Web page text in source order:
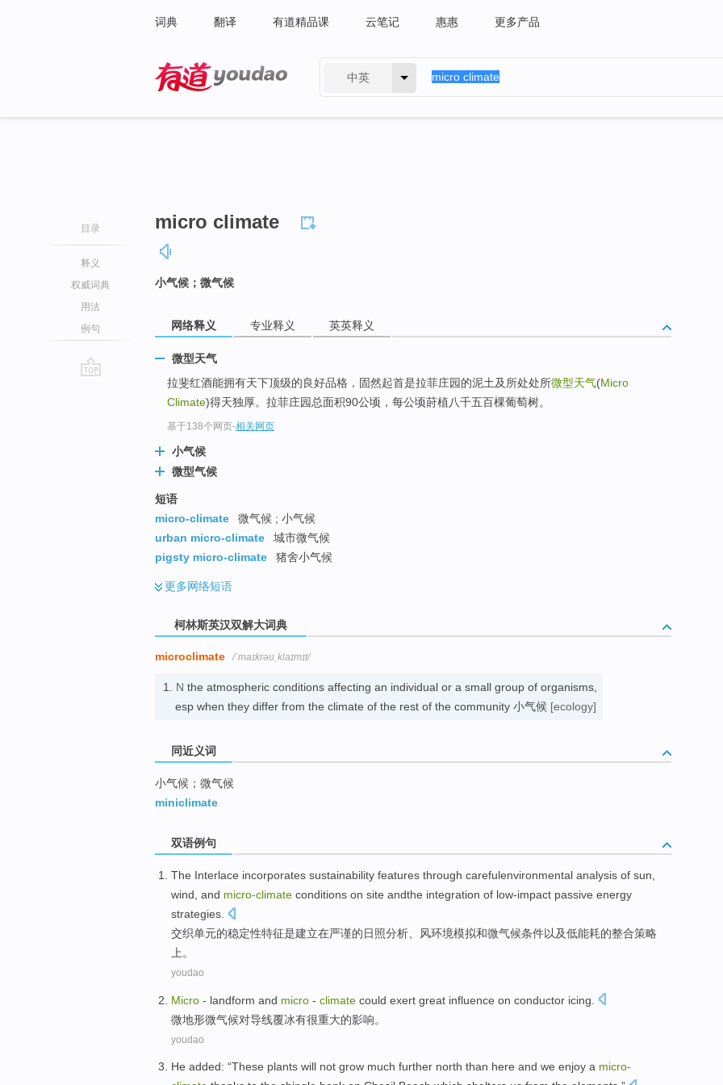
词典 翻译 有道精品课 云笔记 惠惠 更多产品
中英
目录
释义
权威词典
用法
例句
micro climate
小气候；微气候
网络释义 专业释义 英英释义
微型天气
拉斐红酒能拥有天下顶级的良好品格，固然起首是拉菲庄园的泥土及所处处所微型天气(Micro
Climate)得天独厚。拉菲庄园总面积90公顷，每公顷莳植八千五百棵葡萄树。
基于138个网页-相关网页
小气候
微型气候
短语
micro-climate
微气候 ; 小气候
urban micro-climate
城市微气候
pigsty micro-climate
猪舍小气候
更多网络短语
柯林斯英汉双解大词典
microclimate /ˈmaɪkrəʊˌklaɪmɪt/
1. N the atmospheric conditions affecting an individual or a small group of organisms,
esp when they differ from the climate of the rest of the community 小气候 [ecology]
同近义词
小气候；微气候
miniclimate
双语例句
The Interlace incorporates sustainability features through carefulenvironmental analysis of sun,
wind and micro-climate conditions on site andthe integration of low-impact passive energy
strategies
交织单元的稳定性特征是建立在严谨的日照分析 风环境模拟和微气候条件以及低能耗的整合策略
上。
youdao
Micro - landform and micro - climate could exert great influence on conductor icing
微地形微气候对导线覆冰有很重大的影响。
youdao
He added: “These plants will not grow much further north than here and we enjoy a micro-